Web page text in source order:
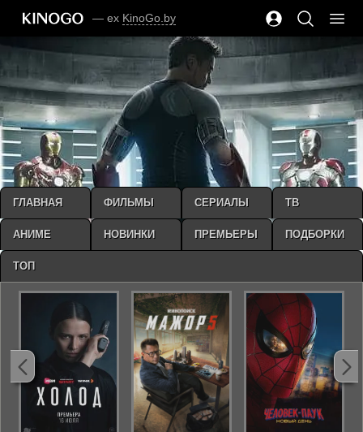
— ex KinoGo.by
ГЛАВНАЯ ФИЛЬМЫ СЕРИАЛЫ ТВ
АНИМЕ НОВИНКИ ПРЕМЬЕРЫ ПОДБОРКИ
ТОП